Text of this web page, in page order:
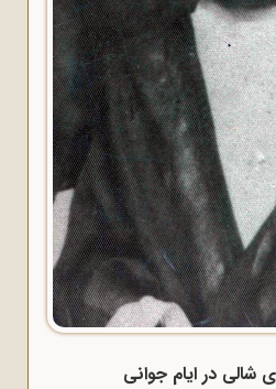
شالی در ایام جوانی